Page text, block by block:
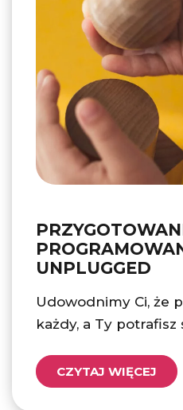
UNPLUGGED
Udowodnimy Ci, że
każdy, a Ty potrafisz
CZYTAJ WIĘCEJ